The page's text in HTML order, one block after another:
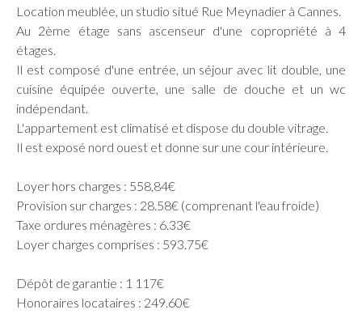
Location meublée, un studio situé Rue Meynadier à Cannes.
Au 2ème étage sans ascenseur d'une copropriété à 4
étages.
Il est composé d'une entrée, un séjour avec lit double, une
cuisine équipée ouverte, une salle de douche et un wc
indépendant.
L'appartement est climatisé et dispose du double vitrage.
Il est exposé nord ouest et donne sur une cour intérieure.
Loyer hors charges : 558,84€
Provision sur charges : 28.58€ (comprenant l'eau froide)
Taxe ordures ménagères : 6.33€
Loyer charges comprises : 593.75€
Dépôt de garantie : 1 117€
Honoraires locataires : 249.60€